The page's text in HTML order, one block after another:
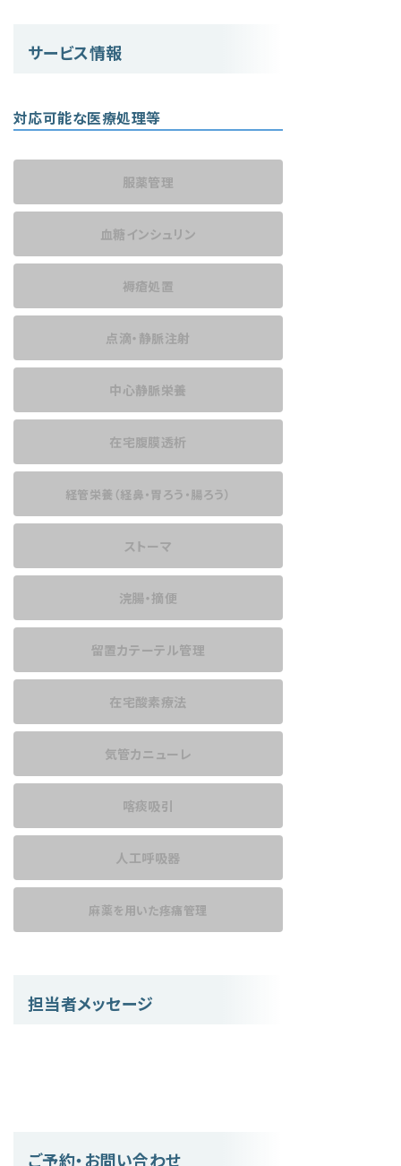
サービス情報
対応可能な医療処理等
服薬管理
血糖インシュリン
褥瘡処置
点滴・静脈注射
中心静脈栄養
在宅腹膜透析
経管栄養 （経鼻・胃ろう・腸ろう）
ストーマ
浣腸・摘便
留置カテーテル管理
在宅酸素療法
気管カニューレ
喀痰吸引
人工呼吸器
麻薬を用いた疼痛管理
担当者メッセージ
ご予約・お問い合わせ